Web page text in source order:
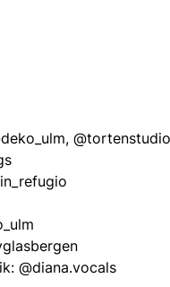
,
@diana.vocals